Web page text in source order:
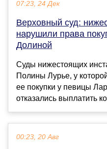
07:23, 24 Дек
Верховный суд:
нарушили права
Долиной
Суды нижестоящих
Полины Лурье, у
ее покупки у певицы
отказались выплатить
00:23, 20 Авг